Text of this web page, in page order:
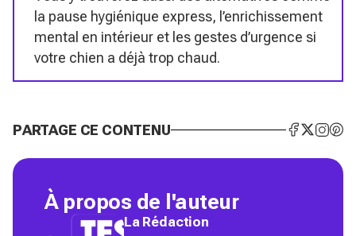
la pause hygiénique express, l’enrichissement
mental en intérieur et les gestes d’urgence si
votre chien a déjà trop chaud.
PARTAGE CE CONTENU
À propos de l'auteur
La Rédaction